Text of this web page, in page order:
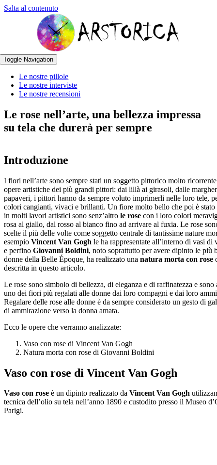
Salta al contenuto
Toggle Navigation
Le nostre pillole
Le nostre interviste
Le nostre recensioni
Le rose nell’arte, una bellezza impressa
su tela che durerà per sempre
Introduzione
I fiori nell’arte sono sempre stati un soggetto pittorico molto
opere artistiche dei più grandi pittori: dai lillà ai girasoli, dalle
papaveri, i pittori hanno da sempre voluto imprimerli nelle loro tele,
colori cangianti, vivaci e brillanti. Un fiore molto bello che poi è stato
in molti lavori artistici sono senz’altro le rose con i loro colori
rosa al giallo, dal rosso al bianco fino ad arrivare al fuxia. Le rose
scelte il più delle volte come soggetto centrale di tantissime nature
esempio Vincent Van Gogh le ha rappresentate all’interno di vasi di
e perfino Giovanni Boldini, noto soprattutto per avere dipinto le più
donne della Belle Époque, ha realizzato una natura morta con rose
descritta in questo articolo.
Le rose sono simbolo di bellezza, di eleganza e di raffinatezza e sono
uno dei fiori più regalati alle donne dai loro compagni e dai loro
Regalare delle rose alle donne è da sempre considerato un gesto di
di ammirazione verso la donna amata.
Ecco le opere che verranno analizzate:
Vaso con rose di Vincent Van Gogh
Natura morta con rose di Giovanni Boldini
Vaso con rose di Vincent Van Gogh
Vaso con rose è un dipinto realizzato da Vincent Van Gogh
tecnica dell’olio su tela nell’anno 1890 e custodito presso il Museo
Parigi.